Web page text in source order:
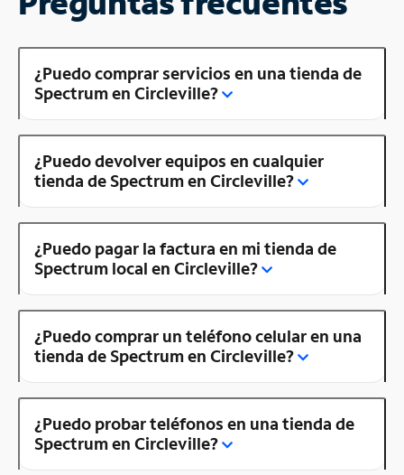
¿Puedo comprar servicios en una tienda de
Spectrum en Circleville?
¿Puedo devolver equipos en cualquier
tienda de Spectrum en Circleville?
¿Puedo pagar la factura en mi tienda de
Spectrum local en Circleville?
¿Puedo comprar un teléfono celular en una
tienda de Spectrum en Circleville?
¿Puedo probar teléfonos en una tienda de
Spectrum en Circleville?